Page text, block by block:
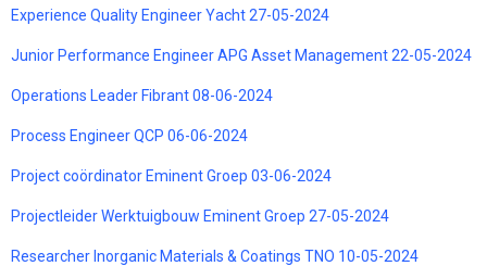
Experience Quality Engineer Yacht 27-05-2024
Junior Performance Engineer APG Asset Management 22-05-2024
Operations Leader Fibrant 08-06-2024
Process Engineer QCP 06-06-2024
Project coördinator Eminent Groep 03-06-2024
Projectleider Werktuigbouw Eminent Groep 27-05-2024
Researcher Inorganic Materials & Coatings TNO 10-05-2024